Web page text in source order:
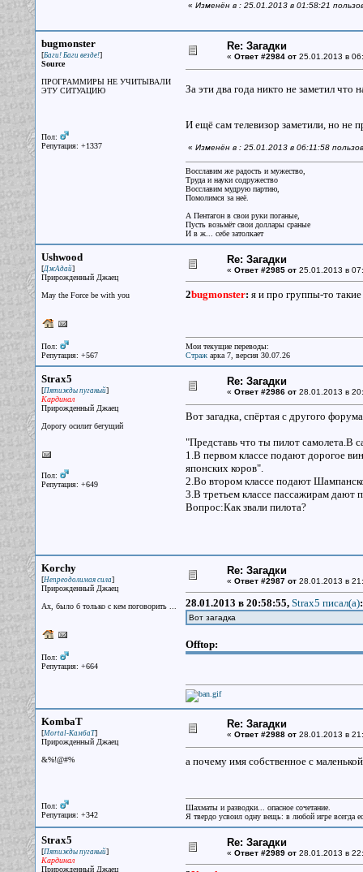
« Изменён в : 25.01.2013 в 01:58:21
bugmonster
[Баги! Баги везде!]
Source
ПРОГРАММИРЫ НЕ УЧИТЫВАЛИ
ЭТУ СИТУАЦИЮ
Пол:
Репутация: +1337
Re: Загадки
« Ответ #2984 от25.01.2013 в
За эти два года никто не заметил что
И ещё сам телевизор заметили, но не
« Изменён в : 25.01.2013 в 06:11:58
Восславим же радость и мужество,
Труда и науки содружество
Восславим мудрую партию,
Помолимся за неё.
А Пентагон в свои руки поганые,
Пусть возьмёт свои доллары сраные
И в ж... себе затолкает
Ushwood
[ДжАдай]
Прирожденный Джаец
May the Force be with you
Пол:
Репутация: +567
Re: Загадки
« Ответ #2985 от25.01.2013 в
2bugmonster: я и про группы-то
Мои текущие переводы:
Стражарка 7, версия 30.07.26
Strax5
[Пятижды пуганый]
Кардинал
Прирожденный Джаец
Дорогу осилит бегущий
Пол:
Репутация: +649
Re: Загадки
« Ответ #2986 от28.01.2013 в
Вот загадка, спёртая с другого
"Представь что ты пилот самолета.В
1.В первом классе подают дорогое
японских коров".
2.Во втором классе подают
3.В третьем классе пассажирам дают
Вопрос:Как звали пилота?
Korchy
[Непреодолимая сила]
Прирожденный Джаец
Ах, было б только с кем поговорить ...
Пол:
Репутация: +664
Re: Загадки
« Ответ #2987 от28.01.2013 в
28.01.2013 в 20:58:55, Strax5 писал(a):
Вот загадка
Offtop:
KombaT
[Mortal-КамбаТ]
Прирожденный Джаец
&%!@#%
Пол:
Репутация: +342
Re: Загадки
« Ответ #2988 от28.01.2013 в
а почему имя собственное с
Шахматы и разводки... опасное сочетание.
Я твердо усвоил одну вещь: в любой игре всегда
Strax5
[Пятижды пуганый]
Кардинал
Прирожденный Джаец
Re: Загадки
« Ответ #2989 от28.01.2013 в